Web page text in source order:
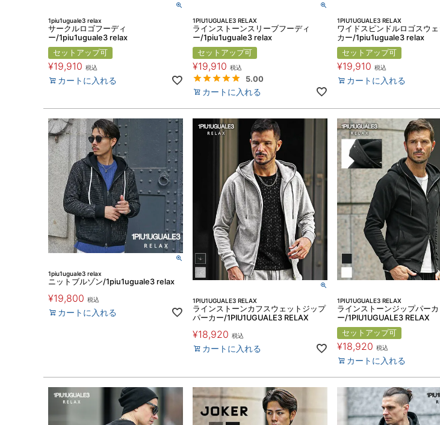
1piu1uguale3 relax
サークルロゴフーディ
ー/1piu1uguale3 relax
セットアップ可
¥19,910 税込
カートに入れる
1PIU1UGUALE3 RELAX
ラインストーンスリーブフーディ
ー/1piu1uguale3 relax
セットアップ可
¥19,910 税込
5.00
カートに入れる
1PIU1UGUALE3 RELAX
ワイドスピンドルロゴスウ
カー/1piu1uguale3 relax
セットアップ可
¥19,910 税込
カートに入れる
1piu1uguale3 relax
ニットブルゾン/1piu1uguale3 relax
¥19,800 税込
カートに入れる
1PIU1UGUALE3 RELAX
ラインストーンカフスウェットジップ
パーカー/1PIU1UGUALE3 RELAX
¥18,920 税込
カートに入れる
1PIU1UGUALE3 RELAX
ラインストーンジップパーカ
ー/1PIU1UGUALE3 RELAX
セットアップ可
¥18,920 税込
カートに入れる